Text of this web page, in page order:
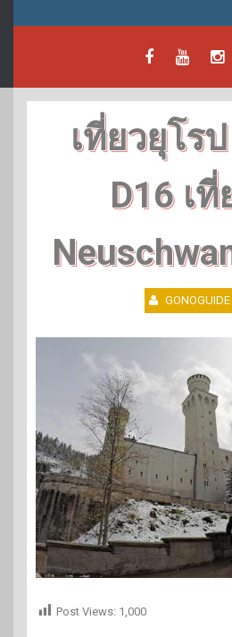
เที่ยวยุโรป
D16 เที่
GONOGUIDE
Post Views: 1,000